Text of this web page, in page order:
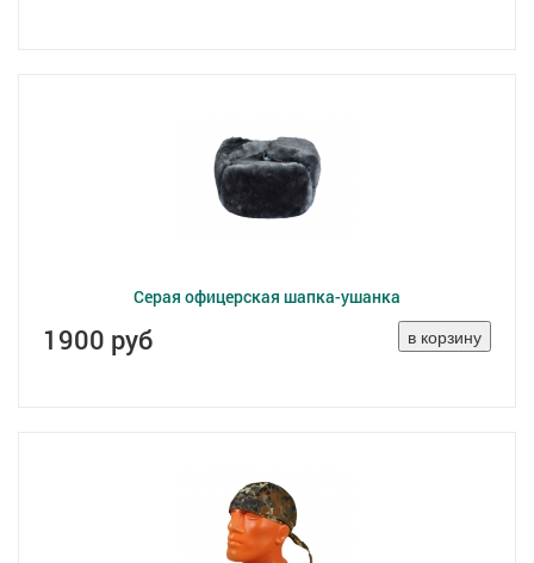
Серая офицерская шапка-ушанка
1900 руб